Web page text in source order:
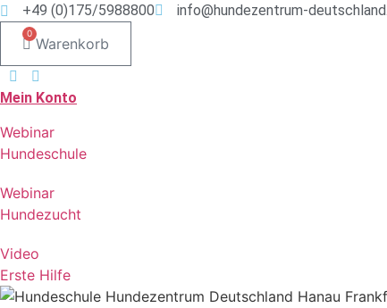
Zum
Inhalt
springen
+49 (0)175/5988800 info@hundezentrum-
0
Warenkorb
Mein Konto
Webinar
Hundeschule
Webinar
Hundezucht
Video
Erste Hilfe